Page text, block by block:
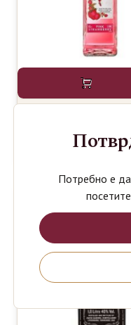
BEEFEATER GIN PINK
Потребно е